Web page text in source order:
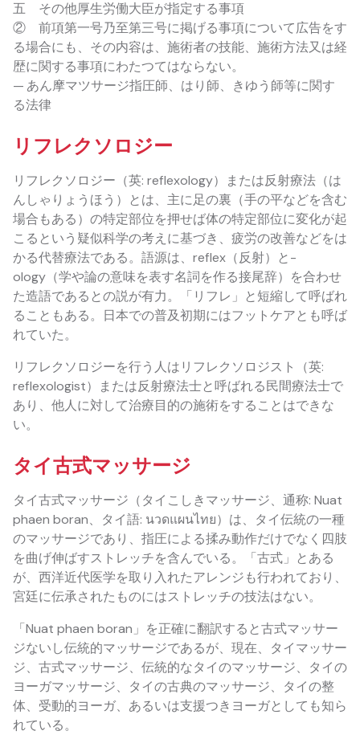
五 その他厚生労働大臣が指定する事項
② 前項第一号乃至第三号に掲げる事項について広告をす
る場合にも、その内容は、施術者の技能、施術方法又は経
歴に関する事項にわたつてはならない。
— あん摩マツサージ指圧師、はり師、きゆう師等に関す
る法律
リフレクソロジー
リフレクソロジー（英: reflexology）または反射療法（は
んしゃりょうほう）とは、主に足の裏（手の平などを含む
場合もある）の特定部位を押せば体の特定部位に変化が起
こるという疑似科学の考えに基づき、疲労の改善などをは
かる代替療法である。語源は、reflex（反射）と-
ology（学や論の意味を表す名詞を作る接尾辞）を合わせ
た造語であるとの説が有力。「リフレ」と短縮して呼ばれ
ることもある。日本での普及初期にはフットケアとも呼ば
れていた。
リフレクソロジーを行う人はリフレクソロジスト（英:
reflexologist）または反射療法士と呼ばれる民間療法士で
あり、他人に対して治療目的の施術をすることはできな
い。
タイ古式マッサージ
タイ古式マッサージ（タイこしきマッサージ、通称: Nuat
phaen boran、タイ語: นวดแผนไทย）は、タイ伝統の一種
のマッサージであり、指圧による揉み動作だけでなく四肢
を曲げ伸ばすストレッチを含んでいる。「古式」とある
が、西洋近代医学を取り入れたアレンジも行われており、
宮廷に伝承されたものにはストレッチの技法はない。
「Nuat phaen boran」を正確に翻訳すると古式マッサー
ジないし伝統的マッサージであるが、現在、タイマッサー
ジ、古式マッサージ、伝統的なタイのマッサージ、タイの
ヨーガマッサージ、タイの古典のマッサージ、タイの整
体、受動的ヨーガ、あるいは支援つきヨーガとしても知ら
れている。